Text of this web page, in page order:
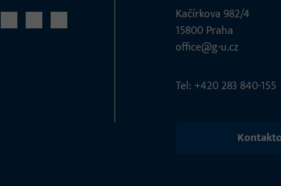
Kačírkova 982/4
15800 Praha
office@g-u.cz
Tel: +420 283 840-155